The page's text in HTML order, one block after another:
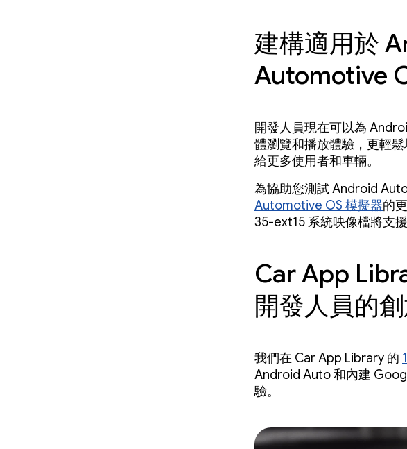
建構適用於
Automotive
開發人員現在可以為
體瀏覽和播放體驗，更輕
給更多使用者和車輛。
為協助您測試 Android
Automotive OS 模擬器的
35-ext15 系統映像檔將支
Car App
開發人員的
我們在 Car App Library 的
Android Auto 和內建
驗。